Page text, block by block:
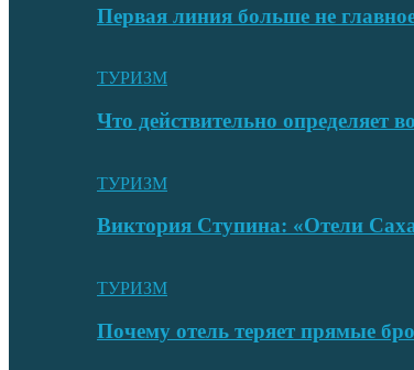
Первая линия больше не
ТУРИЗМ
Что действительно определяет
ТУРИЗМ
Виктория Ступина: «Отели
ТУРИЗМ
Почему отель теряет прямые